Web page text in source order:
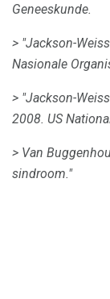
Geneeskunde.
> "Jackson-
Nasionale
> "Jackson-
2008. US
> Van
sindroom."